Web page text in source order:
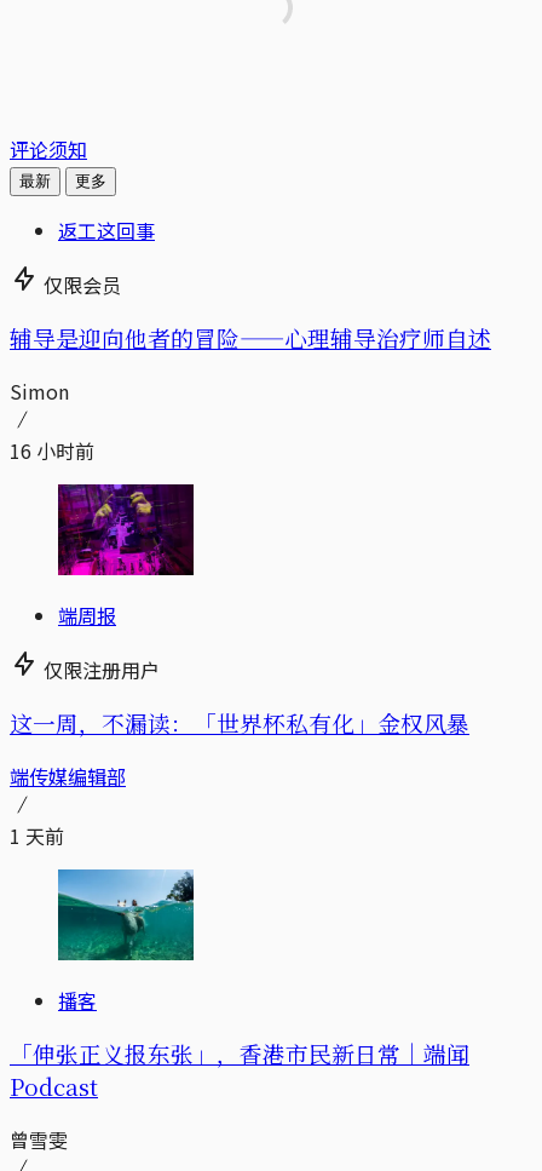
评论须知
最新 更多
返工这回事
仅限会员
辅导是迎向他者的冒险——心理辅导治疗师自述
Simon
16 小时前
端周报
仅限注册用户
这一周，不漏读：「世界杯私有化」金权风暴
端传媒编辑部
1 天前
播客
「伸张正义报东张」，香港市民新日常｜端闻
Podcast
曾雪雯